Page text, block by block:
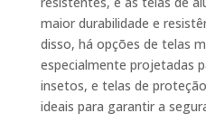
maior durabilidade e
disso, há opções de telas
especialmente projetadas
insetos, e telas de
ideais para garantir a